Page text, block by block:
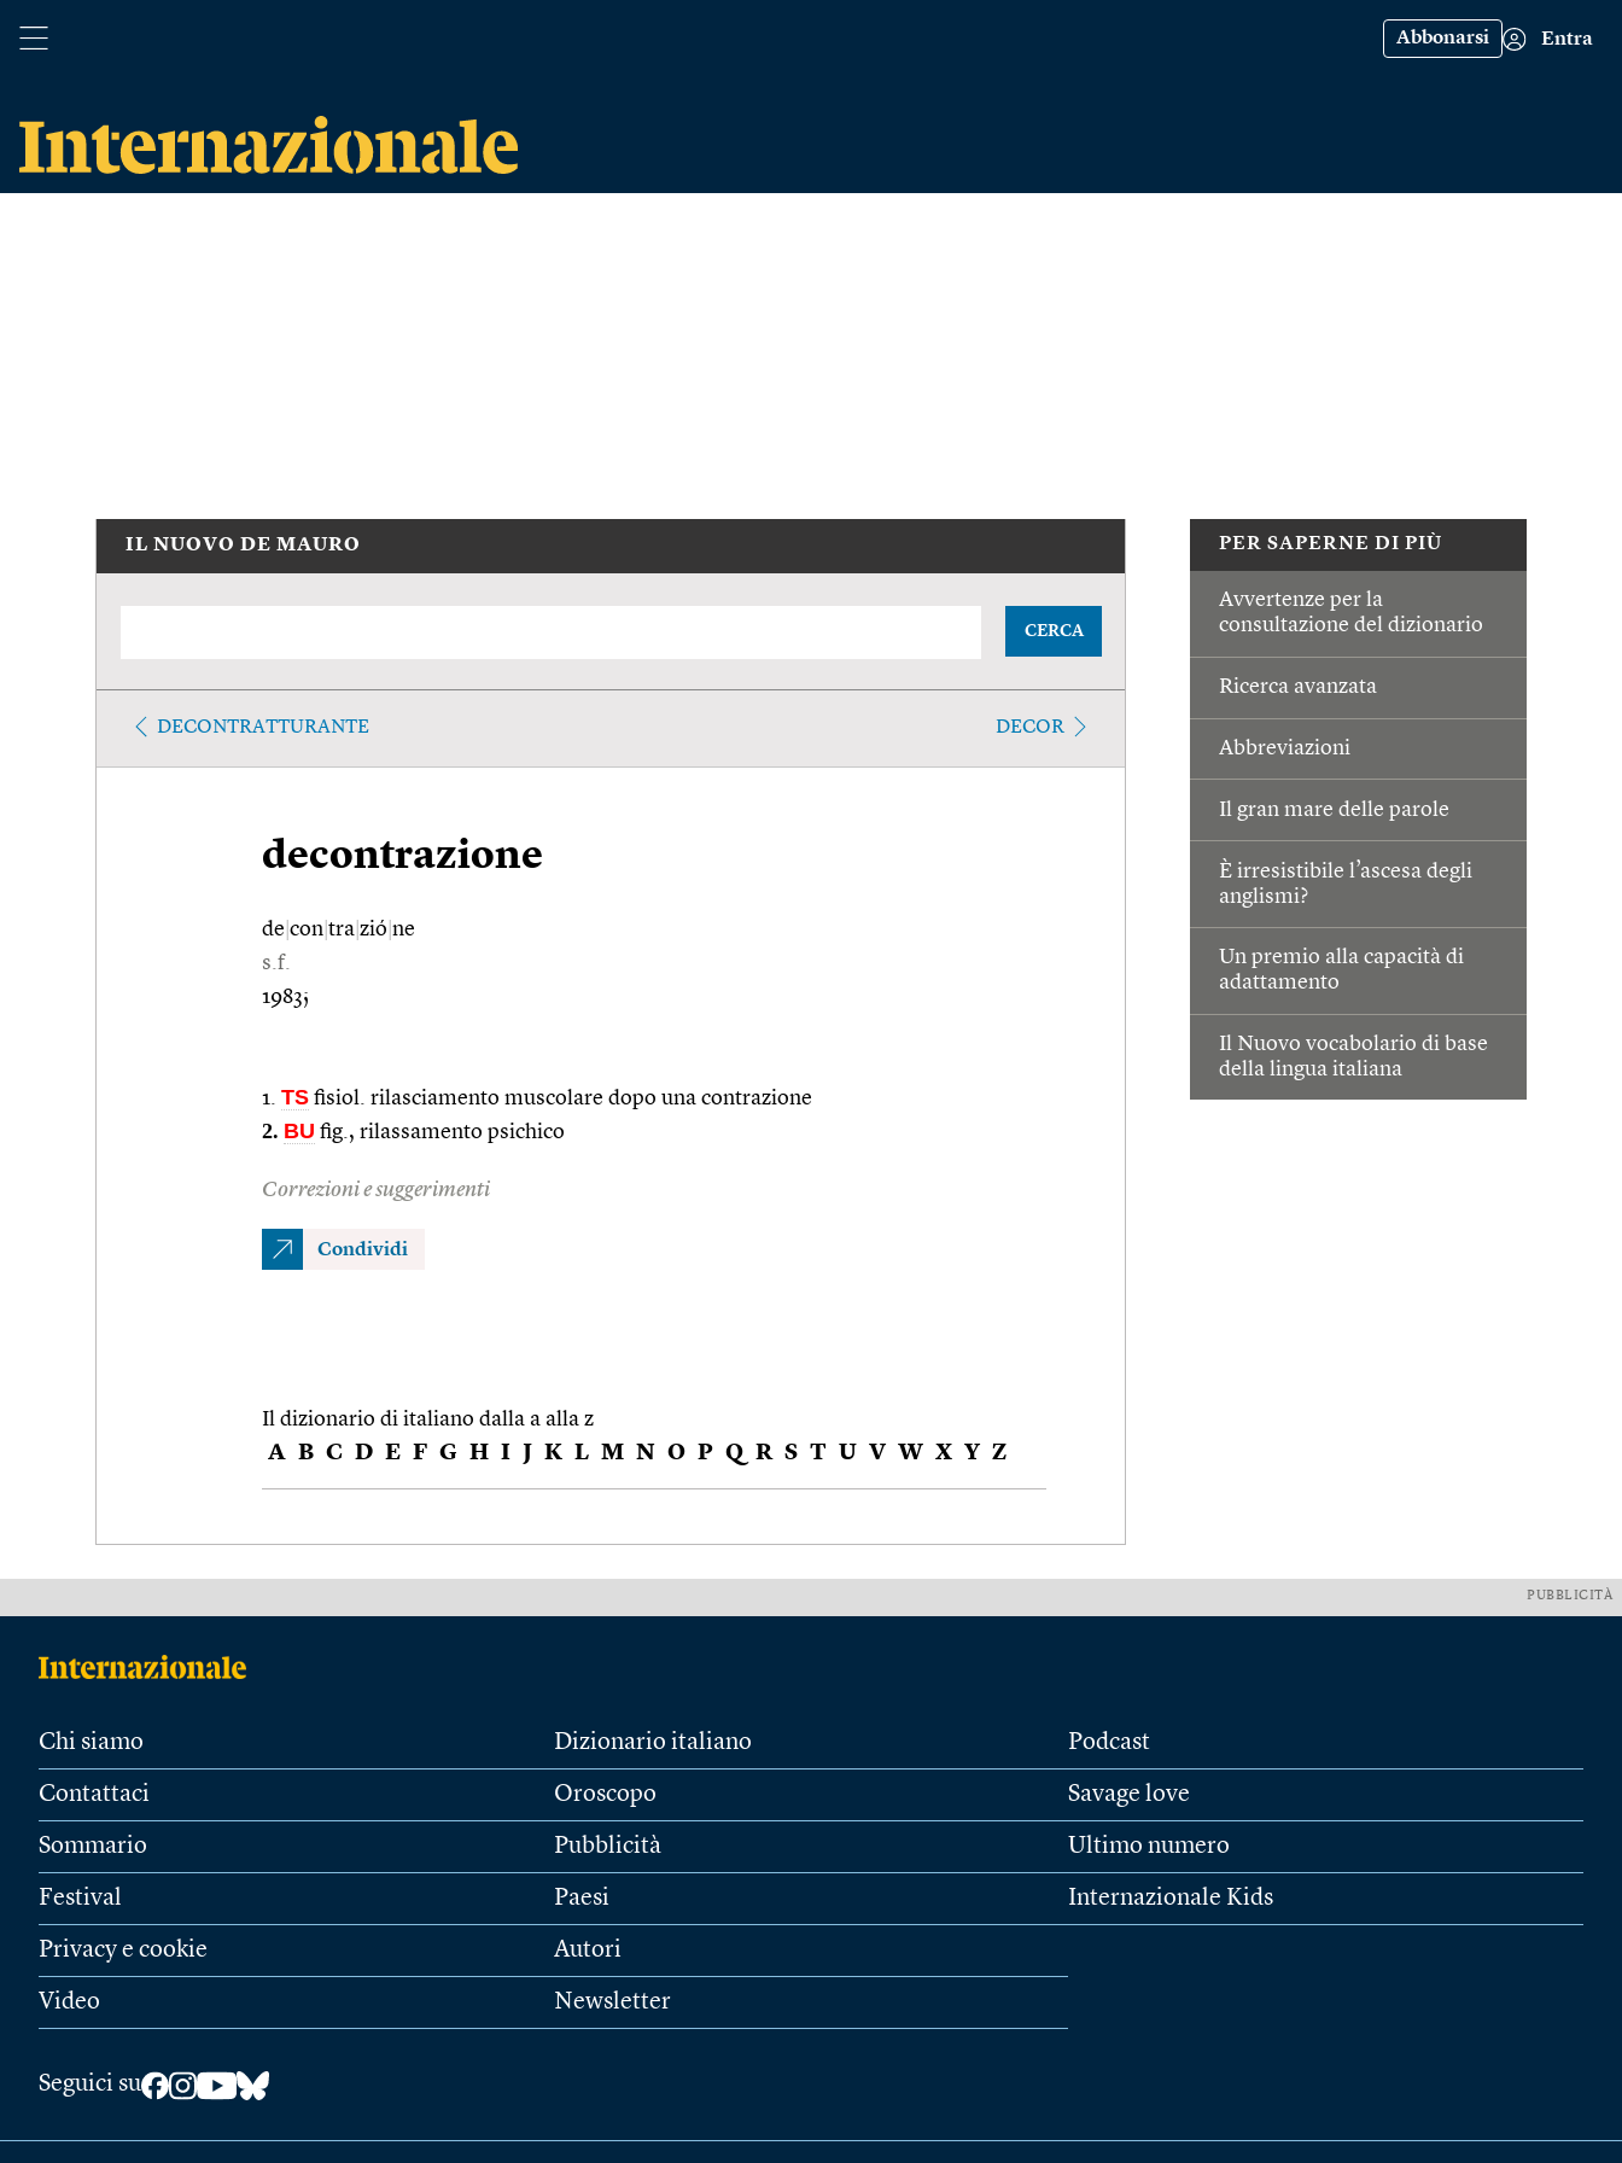
Abbonarsi Entra
PER SAPERNE DI PIÙ
Avvertenze per la
consultazione del dizionario
Ricerca avanzata
Abbreviazioni
Il gran mare delle parole
È irresistibile l’ascesa degli
anglismi?
Un premio alla capacità di
adattamento
Il Nuovo vocabolario di base
della lingua italiana
IL NUOVO DE MAURO
CERCA
DECONTRATTURANTE DECOR
decontrazione
de con tra zió ne
s.f.
1983;
1. TS fisiol. rilasciamento muscolare dopo una contrazione
2. BU fig., rilassamento psichico
Correzioni e suggerimenti
Condividi
Il dizionario di italiano dalla a alla z
A B C D E F G H I J K L M N O P Q R S T U V W X Y Z
PUBBLICITÀ
Chi siamo
Contattaci
Sommario
Festival
Privacy e cookie
Video
Dizionario italiano
Oroscopo
Pubblicità
Paesi
Autori
Newsletter
Podcast
Savage love
Ultimo numero
Internazionale Kids
Seguici su